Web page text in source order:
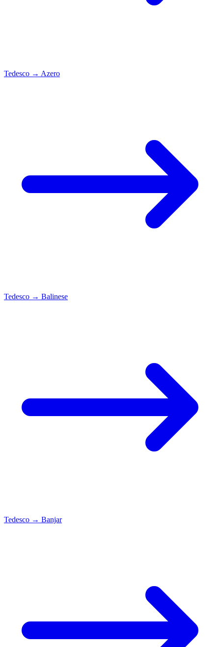
Tedesco → Azero
Tedesco → Balinese
Tedesco → Banjar